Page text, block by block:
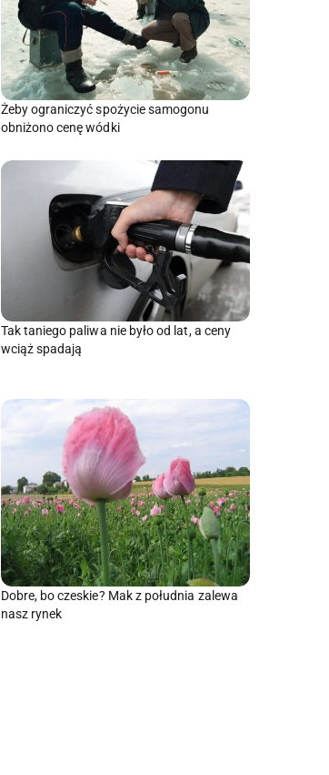
Żeby ograniczyć spożycie samogonu
obniżono cenę wódki
Tak taniego paliwa nie było od lat, a ceny
wciąż spadają
Dobre, bo czeskie? Mak z południa zalewa
nasz rynek